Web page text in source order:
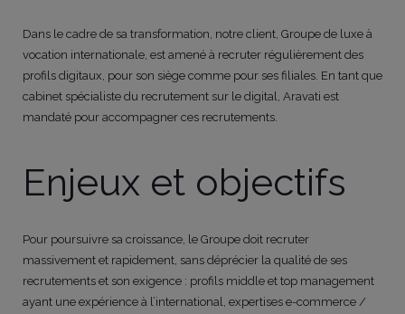
Dans le cadre de sa transformation, notre client, Groupe de luxe à
vocation internationale, est amené à recruter régulièrement des
profils digitaux, pour son siège comme pour ses filiales. En tant que
cabinet spécialiste du recrutement sur le digital, Aravati est
mandaté pour accompagner ces recrutements.
Enjeux et objectifs
Pour poursuivre sa croissance, le Groupe doit recruter
massivement et rapidement, sans déprécier la qualité de ses
recrutements et son exigence : profils middle et top management
ayant une expérience à l’international, expertises e-commerce /